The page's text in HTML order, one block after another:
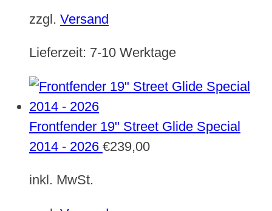
zzgl. Versand
Lieferzeit: 7-10 Werktage
Frontfender 19" Street Glide Special
2014 - 2026 €239,00
inkl. MwSt.